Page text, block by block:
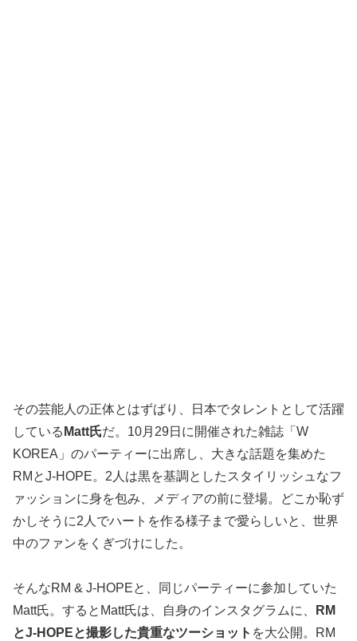
その芸能人の正体とはずばり、日本でタレントとして活躍
している Matt氏だ。10月29日に開催された雑誌「W
KOREA」のパーティーに出席し、大きな話題を集めた
RMとJ-HOPE。2人は黒を基調としたスタイリッシュなフ
ァッションに身を包み、メディアの前に登場。どこか恥ず
かしそうに2人でハートを作る様子まで愛らしいと、世界
中のファンをくぎづけにした。
そんなRM & J-HOPEと、同じパーティーに参加していた
Matt氏。するとMatt氏は、自身のインスタグラムに、
RM
とJ-HOPEと撮影した貴重なツーショット を大公開。RM